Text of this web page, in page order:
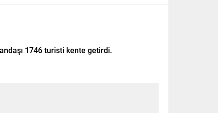
1746 turisti kente getirdi.